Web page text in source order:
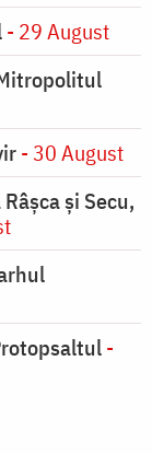
- 29 August
- 30 August
şi Secu,
-